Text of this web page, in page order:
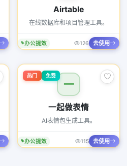
Airtable
在线数据库和项目管理工具。
办公提效 126 去使用
一
热门 免费
一起做表情
AI表情包生成工具。
办公提效 115 去使用